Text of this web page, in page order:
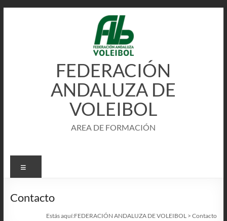
FEDERACIÓN
ANDALUZA DE
VOLEIBOL
AREA DE FORMACIÓN
Contacto
Estás aquí:FEDERACIÓN ANDALUZA DE VOLEIBOL >Contacto